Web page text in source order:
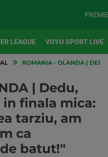
LEAGUE VOYO SPORT LIVE
ROMANIA - OLANDA |
| Dedu,
finala mica:
tarziu, am
ca
batut!"